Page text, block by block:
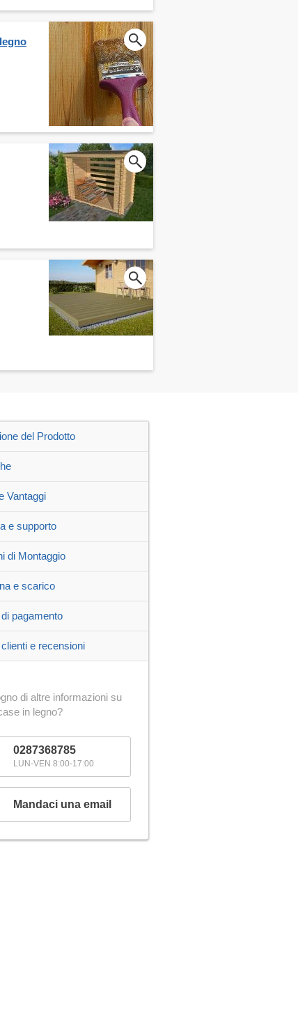
del Prodotto
Vantaggi
e supporto
di Montaggio
e scarico
pagamento
e recensioni
di altre informazioni su
in legno?
0287368785
LUN-VEN 8:00-17:00
Mandaci una email